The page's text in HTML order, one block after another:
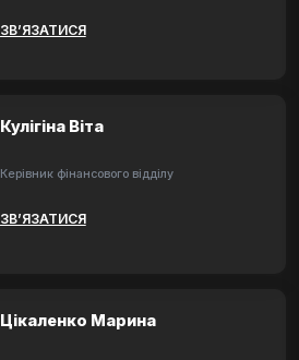
ЗВ’ЯЗАТИСЯ
Кулігіна Віта
Керівник фінансового відділу
ЗВ’ЯЗАТИСЯ
Цікаленко Марина